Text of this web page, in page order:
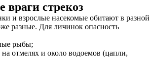
враги стрекоз
и взрослые насекомые обитают в разной
разные. Для личинок опасность
рыбы;
отмелях и около водоемов (цапли,